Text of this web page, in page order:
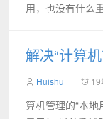
用，也没有什么
解决“计算
Huishu 19
算机管理的“本